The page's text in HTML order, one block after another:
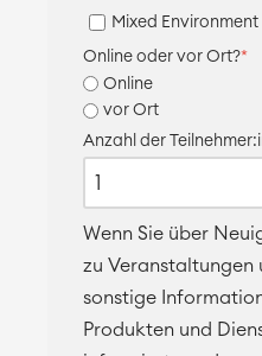
Mixed Environment
Online oder vor Ort?*
Online
vor Ort
Anzahl der
Wenn Sie über
zu Veranstaltungen
sonstige
Produkten und